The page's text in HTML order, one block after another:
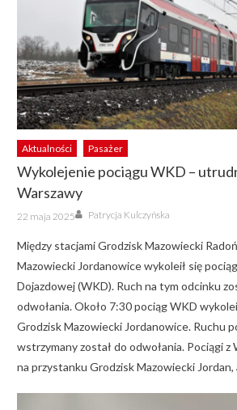
Aktualności Pasażer
Wykolejenie pociągu WKD –
Warszawy
Posted
on
22 maja 2025 Author
Patrycja Kulczyńska
Między stacjami Grodzisk Mazowiecki
Mazowiecki Jordanowice wykoleił się
Dojazdowej (WKD). Ruch na tym odcinku
odwołania. Około 7:30 pociąg WKD
Grodzisk Mazowiecki Jordanowice. Ruchu
wstrzymany został do odwołania. Pociągi z
na przystanku Grodzisk Mazowiecki Jordan,